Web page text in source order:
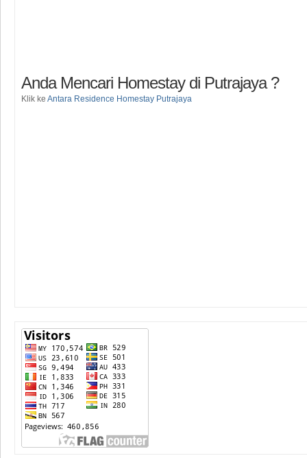
Anda Mencari Homestay di Putrajaya ?
Klik ke Antara Residence Homestay Putrajaya